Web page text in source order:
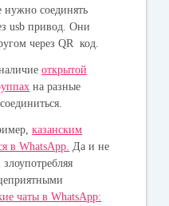
соединять
usb привод. Они
через QR код.
открытой
на разные
казанским
в WhatsApp. Да и не
чаты в WhatsApp: